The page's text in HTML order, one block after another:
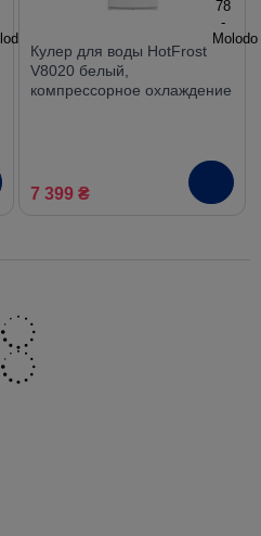
Кулер для воды HotFrost
V8020 белый,
компрессорное охлаждение
7 399 ₴